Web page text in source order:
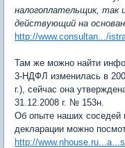
налогоплательщик, так
действующий на
http://www.consultan.../
Там же можно найти
3-НДФЛ изменилась в
г.), сейчас она
31.12.2008 г. № 153н.
Об опыте наших соседей
декларации можно
http://